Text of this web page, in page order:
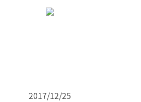
2017/12/25